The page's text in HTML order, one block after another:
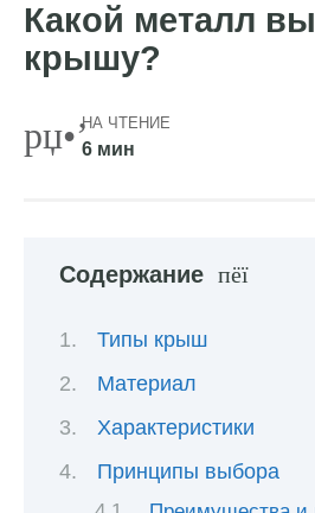
Какой металл
крышу?
НА ЧТЕНИЕ
6 мин
Содержание
Типы крыш
Материал
Характеристики
Принципы выбора